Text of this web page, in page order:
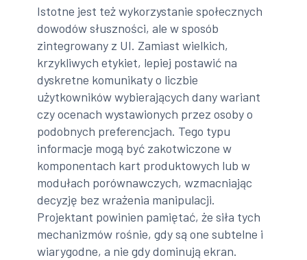
Istotne jest też wykorzystanie społecznych
dowodów słuszności, ale w sposób
zintegrowany z UI. Zamiast wielkich,
krzykliwych etykiet, lepiej postawić na
dyskretne komunikaty o liczbie
użytkowników wybierających dany wariant
czy ocenach wystawionych przez osoby o
podobnych preferencjach. Tego typu
informacje mogą być zakotwiczone w
komponentach kart produktowych lub w
modułach porównawczych, wzmacniając
decyzję bez wrażenia manipulacji.
Projektant powinien pamiętać, że siła tych
mechanizmów rośnie, gdy są one subtelne i
wiarygodne, a nie gdy dominują ekran.